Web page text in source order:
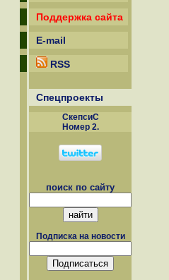
Поддержка сайта
E-mail
RSS
Спецпроекты
СкепсиС
Номер 2.
поиск по сайту
Подписка на новости